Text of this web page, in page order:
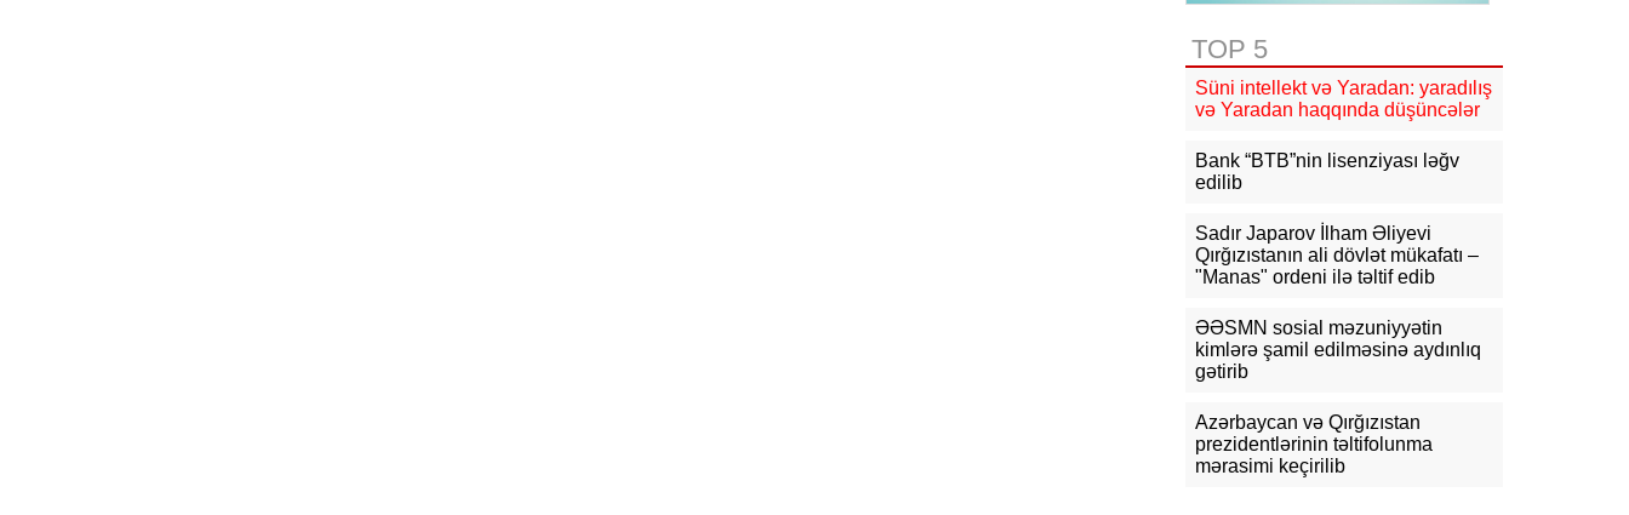
dən çox şəxsin saxlanıldığı bildirilir
15:26 Kiyevdə Azərbaycan və
Ukrayna xarici işlər nazirlərinin
15:14
Ceyhun Bayramov Ukraynada
Azərbaycan Xalq Cümhuriyyətinin
ilə tanış olub
15:02 İbrahim Kalın Suriyanın xarici
müzakirə edib
15:00 Novruzəli Aslanov İsmayıllıda
14:51 Ceyhun Bayramov İrpen
TOP 5
Süni intellekt və Yaradan: yaradılış
və Yaradan haqqında düşüncələr
Bank “BTB”nin lisenziyası ləğv
edilib
Sadır Japarov İlham Əliyevi
Qırğızıstanın ali dövlət mükafatı –
"Manas" ordeni ilə təltif edib
ƏƏSMN sosial məzuniyyətin
kimlərə şamil edilməsinə aydınlıq
gətirib
Azərbaycan və Qırğızıstan
prezidentlərinin təltifolunma
mərasimi keçirilib